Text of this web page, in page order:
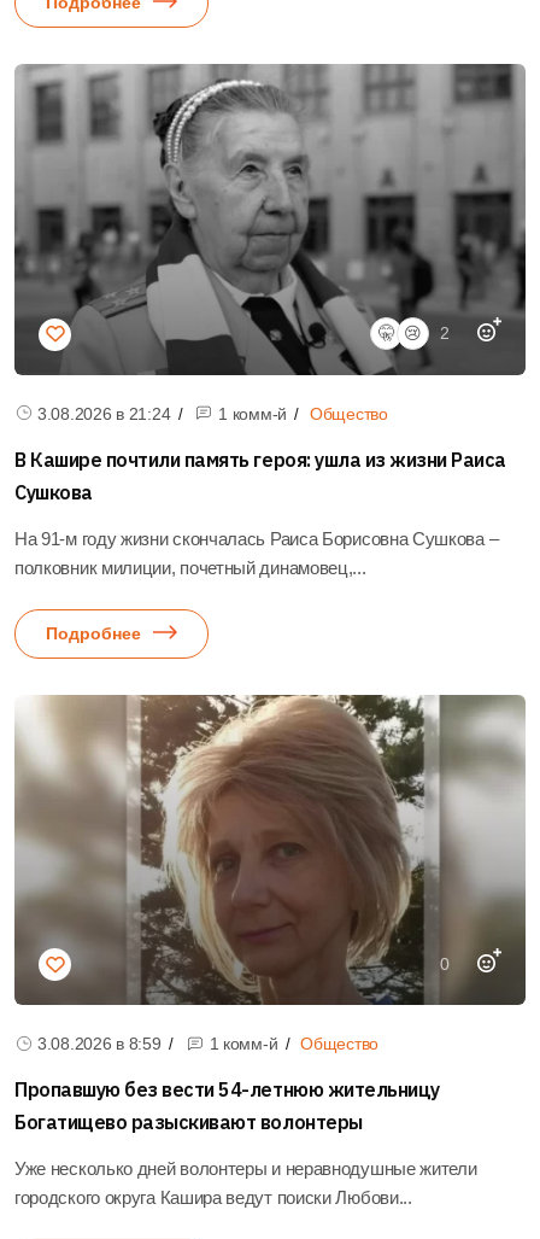
🤫 😢 2
3.08.2026 в 21:24 1 комм-й Общество
В Кашире почтили память героя: ушла из жизни Раиса
Сушкова
На 91-м году жизни скончалась Раиса Борисовна Сушкова –
полковник милиции, почетный динамовец,...
Подробнее
0
3.08.2026 в 8:59 1 комм-й Общество
Пропавшую без вести 54-летнюю жительницу
Богатищево разыскивают волонтеры
Уже несколько дней волонтеры и неравнодушные жители
городского округа Кашира ведут поиски Любови...